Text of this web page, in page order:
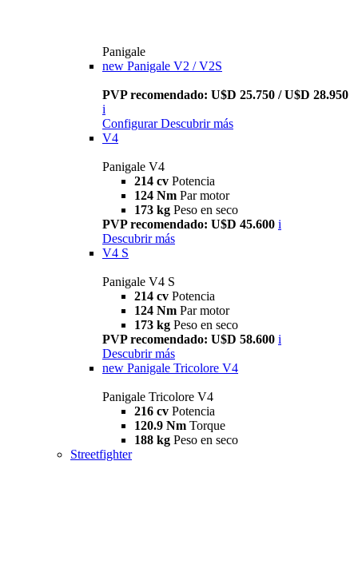
Panigale
new Panigale V2 / V2S
PVP recomendado: U$D 25.750 / U$D 28.950
i
Configurar Descubrir más
V4
Panigale V4
214 cv Potencia
124 Nm Par motor
173 kg Peso en seco
PVP recomendado: U$D 45.600 i
Descubrir más
V4 S
Panigale V4 S
214 cv Potencia
124 Nm Par motor
173 kg Peso en seco
PVP recomendado: U$D 58.600 i
Descubrir más
new Panigale Tricolore V4
Panigale Tricolore V4
216 cv Potencia
120.9 Nm Torque
188 kg Peso en seco
Streetfighter